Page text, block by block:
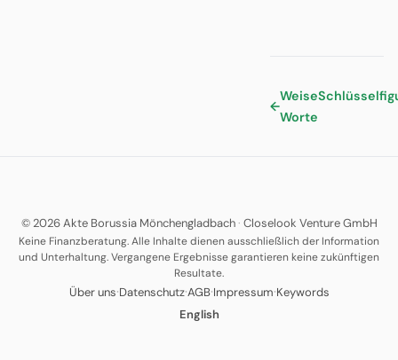
←
Weise
Worte
© 2026 Akte Borussia Mönchengladbach· Closelook Venture GmbH
Keine Finanzberatung. Alle Inhalte dienen ausschließlich der Information
und Unterhaltung. Vergangene Ergebnisse garantieren keine zukünftigen
Resultate.
Über uns·Datenschutz·AGB·Impressum·Keywords
English